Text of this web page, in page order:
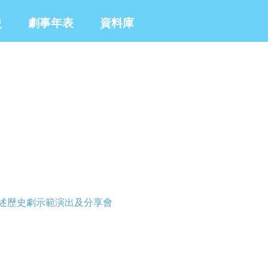
劇事年表 資料庫
歷史劇示範演出及分享會